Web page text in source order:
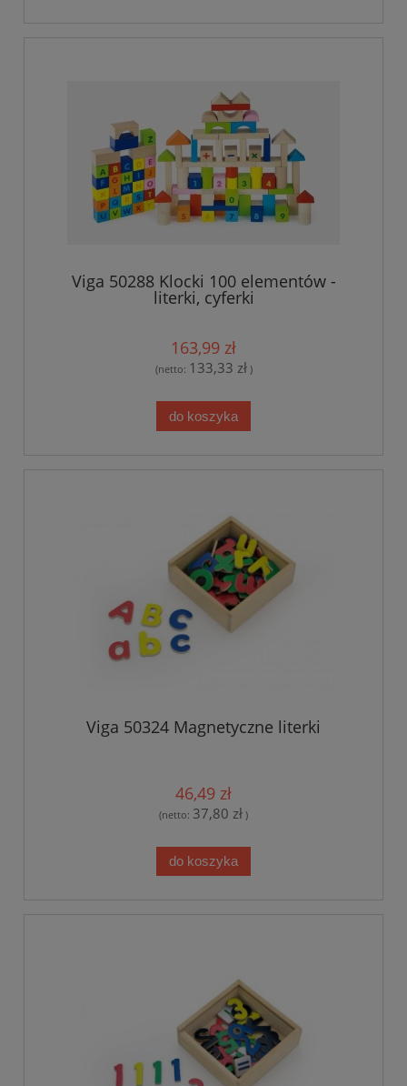
Viga 50288 Klocki 100 elementów -
literki, cyferki
163,99 zł
(netto: 133,33 zł)
do koszyka
Viga 50324 Magnetyczne literki
46,49 zł
(netto: 37,80 zł )
do koszyka